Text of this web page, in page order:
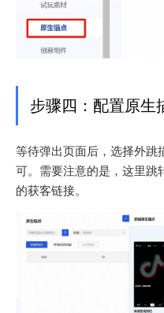
步骤四：配置原生
等待弹出页面后，选择外跳
可。需要注意的是，这里跳
的获客链接。